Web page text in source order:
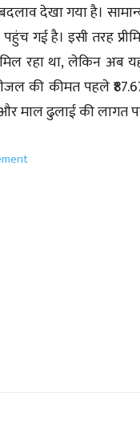
देखा गया है।
गई है। इसी तरह
रहा था, लेकिन अब यह
की कीमत पहले
और माल ढुलाई की